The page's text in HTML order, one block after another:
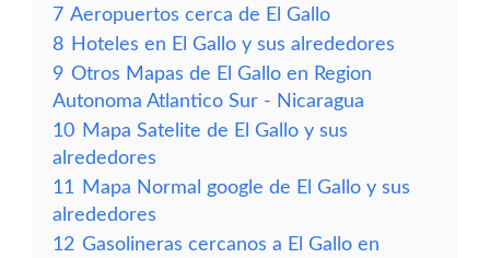
7 Aeropuertos cerca de El Gallo
8 Hoteles en El Gallo y sus alrededores
9 Otros Mapas de El Gallo en Region
Autonoma Atlantico Sur - Nicaragua
10 Mapa Satelite de El Gallo y sus
alrededores
11
Mapa Normal google de El Gallo y sus
alrededores
12 Gasolineras cercanos a El Gallo en